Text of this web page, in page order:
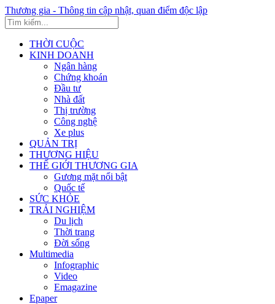
Thương gia - Thông tin cập nhật, quan điểm độc lập
THỜI CUỘC
KINH DOANH
Ngân hàng
Chứng khoán
Đầu tư
Nhà đất
Thị trường
Công nghệ
Xe plus
QUẢN TRỊ
THƯƠNG HIỆU
THẾ GIỚI THƯƠNG GIA
Gương mặt nổi bật
Quốc tế
SỨC KHỎE
TRẢI NGHIỆM
Du lịch
Thời trang
Đời sống
Multimedia
Infographic
Video
Emagazine
Epaper